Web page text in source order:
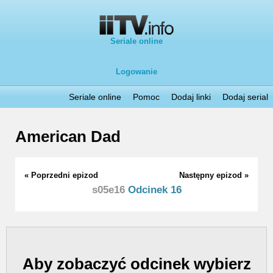
Seriale online
Logowanie
Seriale online Pomoc Dodaj linki Dodaj serial
American Dad
« Poprzedni epizod Następny epizod »
s05e16Odcinek 16
Aby zobaczyć odcinek wybierz